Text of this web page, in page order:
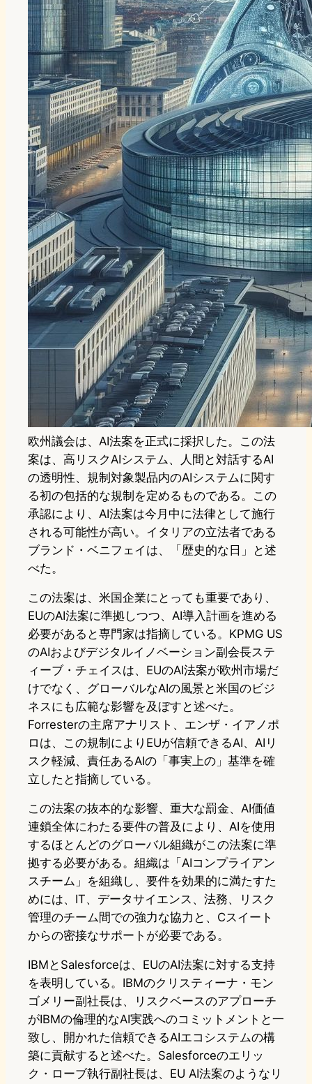
欧州議会は、AI法案を正式に採択した。この法
案は、高リスクAIシステム、人間と対話するAI
の透明性、規制対象製品内のAIシステムに関す
る初の包括的な規制を定めるものである。この
承認により、AI法案は今月中に法律として施行
される可能性が高い。イタリアの立法者である
ブランド・ベニフェイは、「歴史的な日」と述
べた。
この法案は、米国企業にとっても重要であり、
EUのAI法案に準拠しつつ、AI導入計画を進める
必要があると専門家は指摘している。KPMG US
のAIおよびデジタルイノベーション副会長ステ
ィーブ・チェイスは、EUのAI法案が欧州市場だ
けでなく、グローバルなAIの風景と米国のビジ
ネスにも広範な影響を及ぼすと述べた。
Forresterの主席アナリスト、エンザ・イアノポ
ロは、この規制によりEUが信頼できるAI、AIリ
スク軽減、責任あるAIの「事実上の」基準を確
立したと指摘している。
この法案の抜本的な影響、重大な罰金、AI価値
連鎖全体にわたる要件の普及により、AIを使用
するほとんどのグローバル組織がこの法案に準
拠する必要がある。組織は「AIコンプライアン
スチーム」を組織し、要件を効果的に満たすた
めには、IT、データサイエンス、法務、リスク
管理のチーム間での強力な協力と、Cスイート
からの密接なサポートが必要である。
IBMとSalesforceは、EUのAI法案に対する支持
を表明している。IBMのクリスティーナ・モン
ゴメリー副社長は、リスクベースのアプローチ
がIBMの倫理的なAI実践へのコミットメントと一
致し、開かれた信頼できるAIエコシステムの構
築に貢献すると述べた。Salesforceのエリッ
ク・ローブ執行副社長は、EU AI法案のようなリ